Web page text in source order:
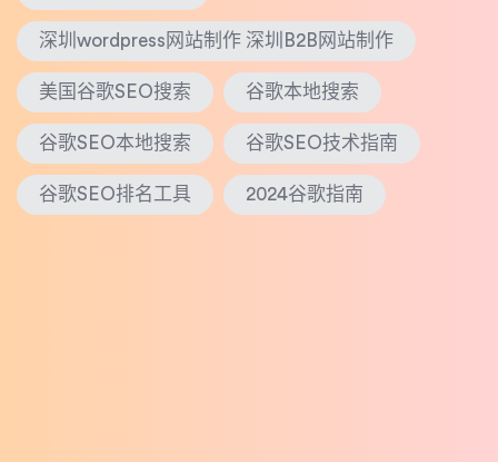
深圳wordpress网站制作 深圳B2B网站制作
美国谷歌SEO搜索 谷歌本地搜索
谷歌SEO本地搜索 谷歌SEO技术指南
谷歌SEO排名工具 2024谷歌指南